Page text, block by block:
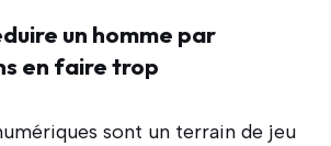
un homme par
en faire trop
sont un terrain de jeu